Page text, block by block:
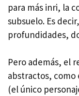
para más inri, la
subsuelo. Es
profundidades,
Pero además, el
abstractos,
(el único